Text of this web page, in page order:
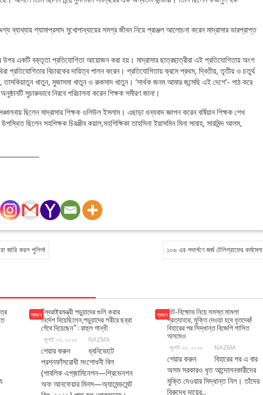
ব্যাখ্যায় শ্যামাপ্রসাদ মুখোপাধ্যায়ের সমগ্র জীবন নিয়ে প্রাঞ্জল আলোচনা করেন মাদ্রাসার ভারপ্রাপ্ত
উপর একটি বক্তৃতা প্রতিযোগিতা আয়োজন করা হয়।‌ মাদ্রাসার ছাত্রছাত্রীরা এই প্রতিযোগিতায় অংশ
প্রতিযোগিতার বিচারকের দায়িত্ব পালন করেন।‌ প্রতিযোগিতায় ক্রমে প্রথম, দ্বিতীয়, তৃতীয় ও চতুর্থ
তাসকিয়াতুন খাতুন, মুজাসমা খাতুন ও রুকসাদ খাতুন। ‘সার্থক জনম আমার জন্মেছি এই দেশে‘- পাঠ করে
সুচারুভাবে নিরবে পরিচালনা করেন শিক্ষক সমীরণ জানা।
ছিলেন মাদ্রাসার শিক্ষক ওলিউল ইসলাম। এছাড়া ধন্যবাদ জ্ঞাপন করেন বর্ষিয়ান শিক্ষক শেখ
ছিলেন সহশিক্ষক চিরঞ্জীব কয়াল,সহশিক্ষিকা তাহসিনা ইয়াসমিন মিনা সাবাহ, সারমিন্দ আলম,
জারি করল পুলিশ! ১০৬ এর পদার্পণে জর্জ টেলিগ্রাফের কর্মমেলা
প্রচ্ছদ“স্বরাষ্ট্রমন্ত্রী পড়ুয়াদের গুলি করার
নির্দেশ দিয়েছিলেন,পড়ুয়াদের শরীরে ছর্‌রা
গেঁথে দিয়েছেন’’ : রাহুল গান্ধী
জুলাই ২৯, ২০২৬ NAZMA
শেয়ার করুন ধ্বনিভোটে
প্রশ্নফাঁসরোধী সংশোধনী বিল
(পাবলিক এগ্‌জ়ামিনেশন—প্রিভেনশন
অফ আনফেয়ার মিনস—অ্যামেন্ডমেন্ট
প্রচ্ছদনিট-বিক্ষোভ নিয়ে সমস্ত মামলা
প্রত্যাহার, মুক্তি দেওয়া হবে ধৃতদের!
বিহারের পর সিদ্ধান্ত বিজেপি শাসিত
অসমেও
জুলাই ২৮, ২০২৬ NAZMA
শেয়ার করুন বিহারের পর এ বার
অসম সরকারও ধৃত আন্দোলনকারীদের
মুক্তি দেওয়ার সিদ্ধান্ত নিল। তাঁদের
বিরুদ্ধে দায়ের...